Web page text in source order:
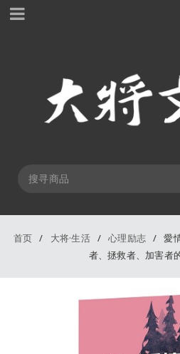
首页 / 大将·生活 / 心理励志 / 愛
者、拯救者、加害者